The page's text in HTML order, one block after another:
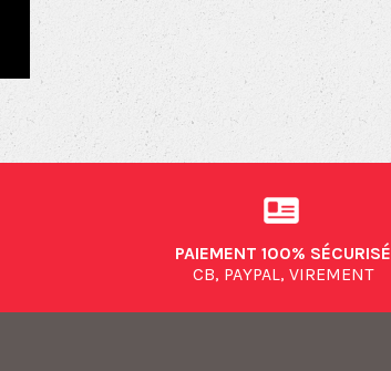
PAIEMENT 100% SÉCURISÉ
CB, PAYPAL, VIREMENT